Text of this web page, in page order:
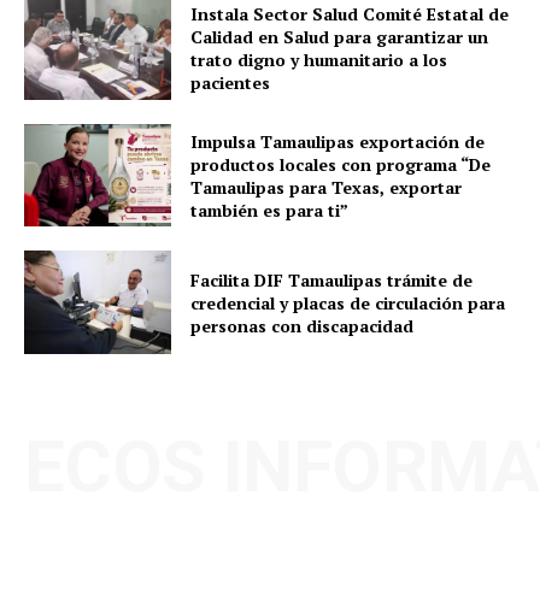
Instala Sector Salud Comité Estatal de
Calidad en Salud para garantizar un
trato digno y humanitario a los
pacientes
Impulsa Tamaulipas exportación de
productos locales con programa “De
Tamaulipas para Texas, exportar
también es para ti”
Facilita DIF Tamaulipas trámite de
credencial y placas de circulación para
personas con discapacidad